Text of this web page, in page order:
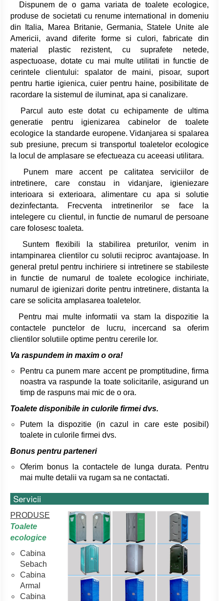
Dispunem de o gama variata de toalete ecologice,
produse de societati cu renume international in domeniu
din Italia, Marea Britanie, Germania, Statele Unite ale
Americii, avand diferite forme si culori, fabricate din
material plastic rezistent, cu suprafete netede,
aspectuoase, dotate cu mai multe utilitati in functie de
cerintele clientului: spalator de maini, pisoar, suport
pentru hartie igienica, cuier pentru haine, posibilitate de
racordare la sistemul de iluminat, apa si canalizare.
Parcul auto este dotat cu echipamente de ultima
generatie pentru igienizarea cabinelor de toalete
ecologice la standarde europene. Vidanjarea si spalarea
sub presiune, precum si transportul toaletelor ecologice
la locul de amplasare se efectueaza cu aceeasi utilitara.
Punem mare accent pe calitatea serviciilor de
intretinere, care constau in vidanjare, igieniezare
interioara si exterioara, alimentare cu apa si solutie
dezinfectanta. Frecventa intretinerilor se face la
intelegere cu clientul, in functie de numarul de persoane
care folosesc toaleta.
Suntem flexibili la stabilirea preturilor, venim in
intampinarea clientilor cu solutii reciproc avantajoase. In
general pretul pentru inchiriere si intretinere se stabileste
in functie de numarul de toalete ecologice inchiriate,
numarul de igienizari dorite pentru intretinere, distanta la
care se solicita amplasarea toaletelor.
Pentru mai multe informatii va stam la dispozitie la
contactele punctelor de lucru, incercand sa oferim
clientilor solutiile optime pentru cererile lor.
Va raspundem in maxim o ora!
Pentru ca punem mare accent pe promptitudine, firma
noastra va raspunde la toate solicitarile, asigurand un
timp de raspuns mai mic de o ora.
Toalete disponibile in culorile firmei dvs.
Putem la dispozitie (in cazul in care este posibil)
toalete in culorile firmei dvs.
Bonus pentru parteneri
Oferim bonus la contactele de lunga durata. Pentru
mai multe detalii va rugam sa ne contactati.
Servicii
PRODUSE
Toalete
ecologice
Cabina
Sebach
Cabina
Armal
Cabina